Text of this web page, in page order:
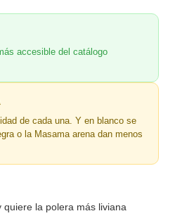
accesible del catálogo
de cada una. Y en blanco se
o la Masama arena dan menos
la polera más liviana